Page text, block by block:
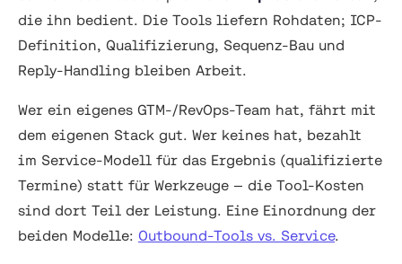
die ihn bedient. Die Tools liefern Rohdaten; ICP-
Definition, Qualifizierung, Sequenz-Bau und
Reply-Handling bleiben Arbeit.
Wer ein eigenes GTM-/RevOps-Team hat, fährt mit
dem eigenen Stack gut. Wer keines hat, bezahlt
im Service-Modell für das Ergebnis (qualifizierte
Termine) statt für Werkzeuge — die Tool-Kosten
sind dort Teil der Leistung. Eine Einordnung der
beiden Modelle: Outbound-Tools vs. Service.